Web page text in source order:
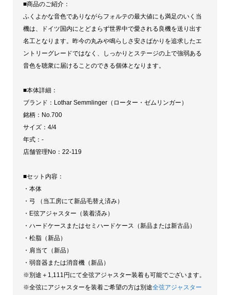
ー
No.700
4/4
バ
イ
リ
ン
個
■商品のご紹介：
ふくよかな音色でありながらフォルテの最大値にも満足のいく当
機は、ドイツ国内にとどまらず世界中で愛される良機を送り出す
名工となります。昨今の丸みや鳴らしさ安さばかりを追求したエ
ントリーグレードではなく、しっかりとステージの上で強弱ある
音色を聴衆に届けることのできる個体となります。
■本体詳細：
ブランド：Lothar Semmlinger（ローター・ゼムリンガー）
銘柄：No.700
サイズ：4/4
年式：-
店舗管理No：22-119
■セット内容：
・本体
・弓 （当工房にて新品毛替え済み）
・E弦アジャスター（装着済み）
・ハードケースまたはセミハードケース（新品または新古品）
・松脂（新品）
・肩当て（新品）
・弱音器または消音機（新品）
※別途＋1,111円にて全弦アジャスター装着も可能でございます。
※全弦にアジャスターを装着ご希望の方は別途全弦アジャスター